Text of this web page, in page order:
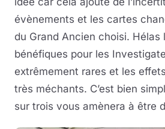
évènements et les cartes
du Grand Ancien choisi. Hélas
bénéfiques pour les
extrêmement rares et les
très méchants. C’est bien
sur trois vous amènera à être